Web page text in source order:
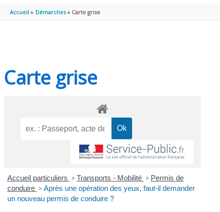
Accueil Démarches Carte grise
Carte grise
Accueil particuliers > Transports - Mobilité > Permis de
conduire > Après une opération des yeux, faut-il demander
un nouveau permis de conduire ?